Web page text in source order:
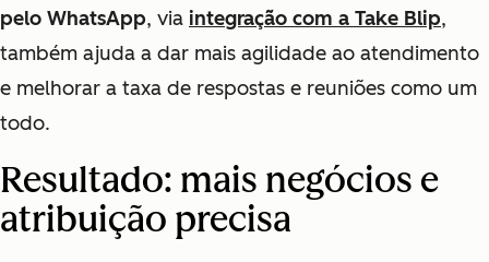
pelo WhatsApp, via integração com a Take Blip,
também ajuda a dar mais agilidade ao atendimento
e melhorar a taxa de respostas e reuniões como um
todo.
Resultado: mais negócios e
atribuição precisa